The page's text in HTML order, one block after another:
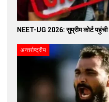
NEET-UG 2026: सुप्रीम कोर्ट
अन्तर्राष्ट्रीय